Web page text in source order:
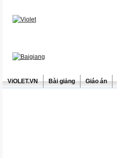
ViOLET.VN Bài giảng Giáo án